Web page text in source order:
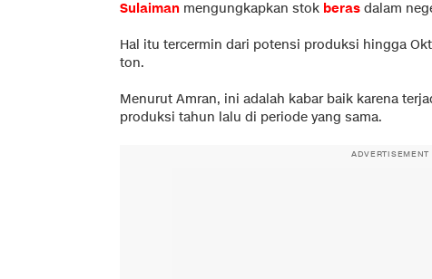
Sulaiman mengungkapkan stok beras dalam
Hal itu tercermin dari potensi produksi hingga
ton.
Menurut Amran, ini adalah kabar baik karena
produksi tahun lalu di periode yang sama.
ADVERTISEMENT